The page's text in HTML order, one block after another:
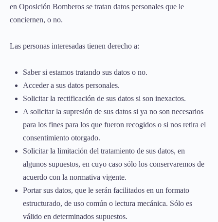
en Oposición Bomberos se tratan datos personales que le
conciernen, o no.
Las personas interesadas tienen derecho a:
Saber si estamos tratando sus datos o no.
Acceder a sus datos personales.
Solicitar la rectificación de sus datos si son inexactos.
A solicitar la supresión de sus datos si ya no son necesarios
para los fines para los que fueron recogidos o si nos retira el
consentimiento otorgado.
Solicitar la limitación del tratamiento de sus datos, en
algunos supuestos, en cuyo caso sólo los conservaremos de
acuerdo con la normativa vigente.
Portar sus datos, que le serán facilitados en un formato
estructurado, de uso común o lectura mecánica. Sólo es
válido en determinados supuestos.